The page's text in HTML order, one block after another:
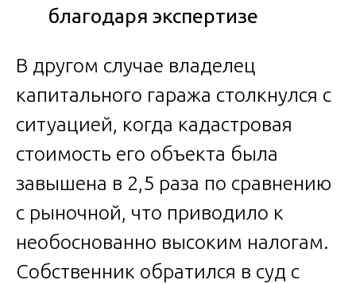
благодаря экспертизе
В другом случае владелец
капитального гаража столкнулся с
ситуацией, когда кадастровая
стоимость его объекта была
завышена в 2,5 раза по сравнению
с рыночной, что приводило к
необоснованно высоким налогам.
Собственник обратился в суд с